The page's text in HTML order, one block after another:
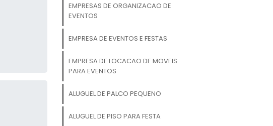
EMPRESAS DE ORGANIZACAO DE
EVENTOS
EMPRESA DE EVENTOS E FESTAS
EMPRESA DE LOCACAO DE MOVEIS
PARA EVENTOS
ALUGUEL DE PALCO PEQUENO
ALUGUEL DE PISO PARA FESTA